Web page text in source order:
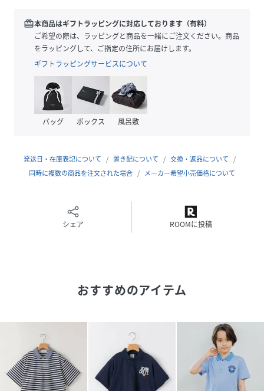
【スタイリング/シーン】
一枚ではもちろん、羽織ものと合わせたスタイリングでロン
グシーズン着用いただけます。
【THYARD(スヤード)】
素材作りから縫製に至るまで、全ての工程を日本国内で行
う。熟練の技術者による卓越した縫製技術、徹底した品質管
理のもと作られたアイテムは、ベーシックなデザインながら
▼サイズ違いの展開はこちら
【対象カテゴリー：トドラー/TODDLER】
【お洗濯：洗濯機可能】
合があります。
商品の色味は商品単体で撮影した画像をご参照ください。
※モールサイトによって(ハイフン/-)抜きでの品番表記とな
ります。
redeem本商品はギフトラッピングに対応しております（有料）
ご希望の際は、ラッピングと商品を一緒にご注文ください。商品
をラッピングして、ご指定の住所にお届けします。
ギフトラッピングサービスについて
バッグ ボックス 風呂敷
発送日・在庫表記について 置き配について
交換・返品について
同時に複数の商品を注文された場合
メーカー希望小売価格について
シェア ROOMに投稿
おすすめのアイテム